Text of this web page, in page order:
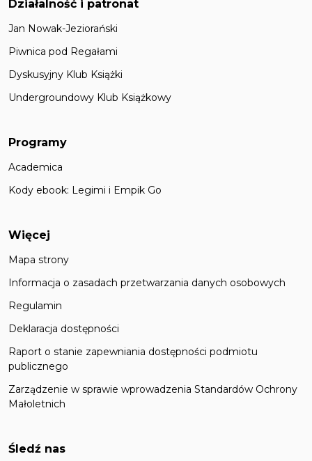
Działalność i patronat
Jan Nowak-Jeziorański
Piwnica pod Regałami
Dyskusyjny Klub Książki
Undergroundowy Klub Książkowy
Programy
Academica
Kody ebook: Legimi i Empik Go
Więcej
Mapa strony
Informacja o zasadach przetwarzania danych osobowych
Regulamin
Deklaracja dostępności
Raport o stanie zapewniania dostępności podmiotu
publicznego
Zarządzenie w sprawie wprowadzenia Standardów Ochrony
Małoletnich
Śledź nas